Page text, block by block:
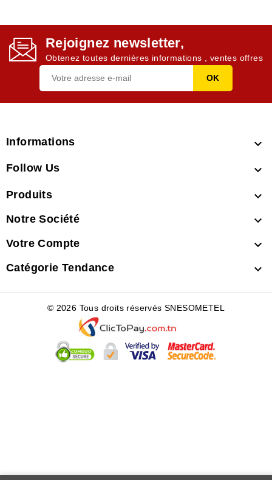
Rejoignez newsletter,
Obtenez toutes dernières informations , ventes offres
Informations 
Follow Us 
Produits 
Notre Société 
Votre Compte 
Catégorie Tendance 
© 2026 Tous droits réservés SNESOMETEL